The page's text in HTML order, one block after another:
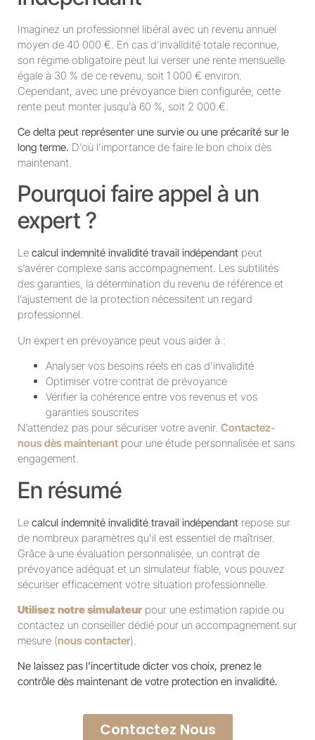
Imaginez un professionnel libéral avec un revenu annuel
moyen de 40 000 €. En cas d’invalidité totale reconnue,
son régime obligatoire peut lui verser une rente mensuelle
égale à 30 % de ce revenu, soit 1 000 € environ.
Cependant, avec une prévoyance bien configurée, cette
rente peut monter jusqu’à 60 %, soit 2 000 €.
Ce delta peut représenter une survie ou une précarité sur le
long terme. D’où l’importance de faire le bon choix dès
maintenant.
Pourquoi faire appel à un
expert ?
Le calcul indemnité invalidité travail indépendant peut
s’avérer complexe sans accompagnement. Les subtilités
des garanties, la détermination du revenu de référence et
l’ajustement de la protection nécessitent un regard
professionnel.
Un expert en prévoyance peut vous aider à :
Analyser vos besoins réels en cas d’invalidité
Optimiser votre contrat de prévoyance
Vérifier la cohérence entre vos revenus et vos
garanties souscrites
N’attendez pas pour sécuriser votre avenir. Contactez-
nous dès maintenant pour une étude personnalisée et sans
engagement.
En résumé
Le calcul indemnité invalidité travail indépendant repose sur
de nombreux paramètres qu’il est essentiel de maîtriser.
Grâce à une évaluation personnalisée, un contrat de
prévoyance adéquat et un simulateur fiable, vous pouvez
sécuriser efficacement votre situation professionnelle.
Utilisez notre simulateur pour une estimation rapide ou
contactez un conseiller dédié pour un accompagnement sur
mesure (nous contacter).
Ne laissez pas l’incertitude dicter vos choix, prenez le
contrôle dès maintenant de votre protection en invalidité.
Contactez Nous